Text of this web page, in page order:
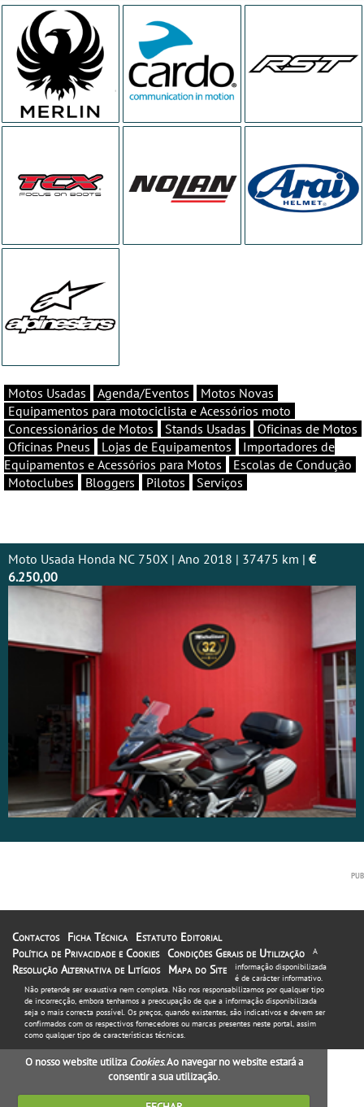
Motos Usadas Agenda/Eventos
Motos Novas
Equipamentos para motociclista e Acessórios moto
Concessionários de Motos
Stands Usadas
Oficinas de Motos
Oficinas Pneus
Lojas de Equipamentos
Importadores de
Equipamentos e Acessórios para Motos
Escolas de Condução
Motoclubes
Bloggers Pilotos Serviços
Moto Usada Honda NC 750X | Ano 2018 | 37475 km | €
6.250,00
Contactos Ficha Técnica
Estatuto Editorial
Política de Privacidade e Cookies Condições Gerais de Utilização
Resolução Alternativa de Litígios
Mapa do Site
A
informação disponibilizada
é de carácter informativo.
Não pretende ser exaustiva nem completa. Não nos responsabilizamos por qualquer tipo
de incorrecção, embora tenhamos a preocupação de que a informação disponibilizada
seja o mais correcta possível. Os preços, quando existentes, são indicativos e devem ser
confirmados com os respectivos fornecedores ou marcas presentes neste portal, assim
como qualquer tipo de características técnicas.
O nosso website utiliza Cookies. Ao navegar no website estará a
consentir a sua utilização.